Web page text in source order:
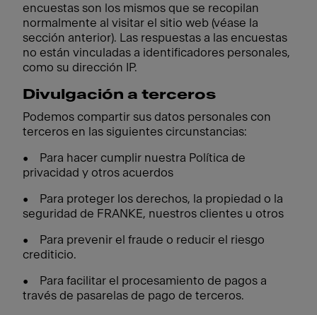
encuestas son los mismos que se recopilan
normalmente al visitar el sitio web (véase la
sección anterior). Las respuestas a las encuestas
no están vinculadas a identificadores personales,
como su dirección IP.
Divulgación a terceros
Podemos compartir sus datos personales con
terceros en las siguientes circunstancias:
• Para hacer cumplir nuestra Política de
privacidad y otros acuerdos
• Para proteger los derechos, la propiedad o la
seguridad de FRANKE, nuestros clientes u otros
• Para prevenir el fraude o reducir el riesgo
crediticio.
• Para facilitar el procesamiento de pagos a
través de pasarelas de pago de terceros.